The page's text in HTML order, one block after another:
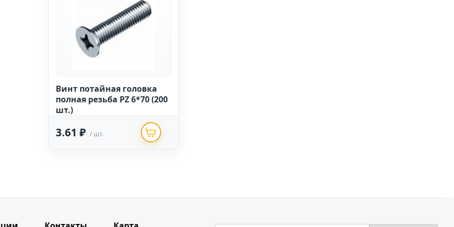
Винт потайная головка
полная резьба PZ 6*70 (200
шт.)
3.61 ₽ / шт.